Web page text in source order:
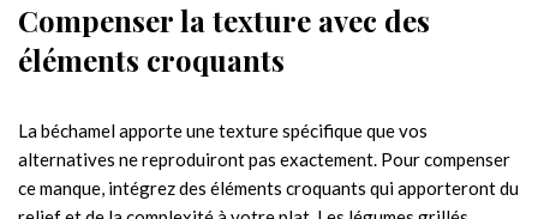
Compenser la texture avec des
éléments croquants
La béchamel apporte une texture spécifique que vos
alternatives ne reproduiront pas exactement. Pour compenser
ce manque, intégrez des éléments croquants qui apporteront du